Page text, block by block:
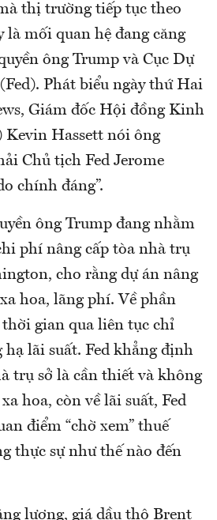
thị trường tiếp tục theo
mối quan hệ đang căng
ông Trump và Cục Dự
Phát biểu ngày thứ Hai
Giám đốc Hội đồng Kinh
Kevin Hassett nói ông
Chủ tịch Fed Jerome
chính đáng”.
ông Trump đang nhằm
phí nâng cấp tòa nhà trụ
cho rằng dự án nâng
hoa, lãng phí. Về phần
gian qua liên tục chỉ
lãi suất. Fed khẳng định
trụ sở là cần thiết và không
hoa, còn về lãi suất, Fed
điểm “chờ xem” thuế
thực sự như thế nào đến
lượng, giá dầu thô Brent